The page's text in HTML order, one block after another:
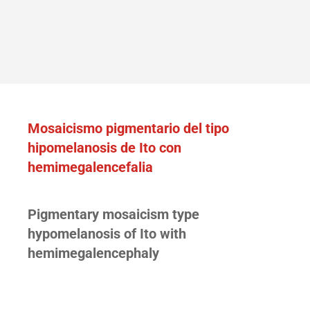
Mosaicismo pigmentario del tipo
hipomelanosis de Ito con
hemimegalencefalia
Pigmentary mosaicism type
hypomelanosis of Ito with
hemimegalencephaly